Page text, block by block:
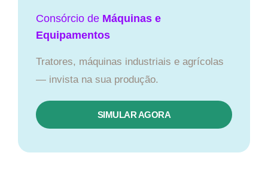
Consórcio de Máquinas e
Equipamentos
Tratores, máquinas industriais e agrícolas
— invista na sua produção.
SIMULAR AGORA